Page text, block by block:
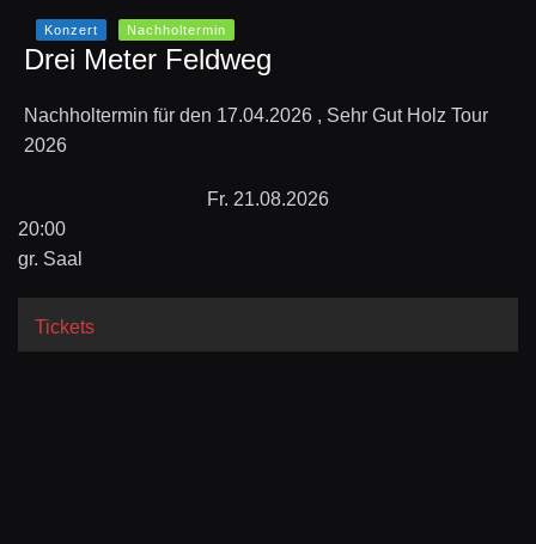
Konzert Nachholtermin
Drei Meter Feldweg
Nachholtermin für den 17.04.2026 , Sehr Gut Holz Tour
2026
Fr. 21.08.2026
20:00
gr. Saal
Tickets